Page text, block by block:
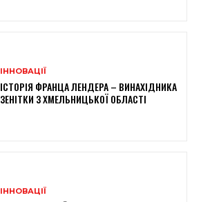
ІННОВАЦІЇ
ІСТОРІЯ ФРАНЦА ЛЕНДЕРА – ВИНАХІДНИКА
ЗЕНІТКИ З ХМЕЛЬНИЦЬКОЇ ОБЛАСТІ
ІННОВАЦІЇ